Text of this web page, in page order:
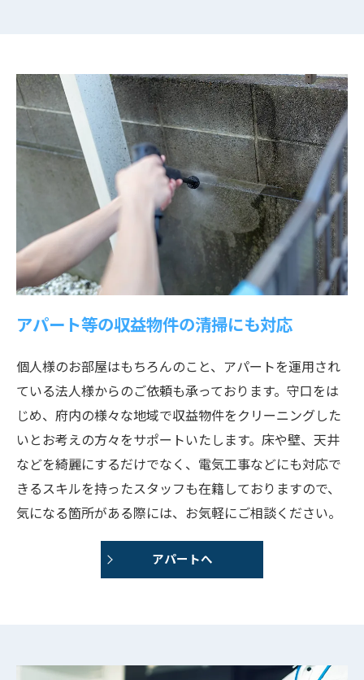
アパート等の収益物件の清掃にも対応
個人様のお部屋はもちろんのこと、アパートを運用され
ている法人様からのご依頼も承っております。守口をは
じめ、府内の様々な地域で収益物件をクリーニングした
いとお考えの方々をサポートいたします。床や壁、天井
などを綺麗にするだけでなく、電気工事などにも対応で
きるスキルを持ったスタッフも在籍しておりますので、
気になる箇所がある際には、お気軽にご相談ください。
アパートへ